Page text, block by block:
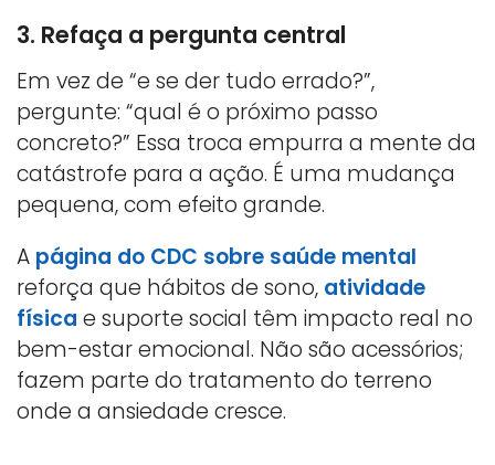
3. Refaça a pergunta central
Em vez de “e se der tudo errado?”,
pergunte: “qual é o próximo passo
concreto?” Essa troca empurra a mente da
catástrofe para a ação. É uma mudança
pequena, com efeito grande.
A página do CDC sobre saúde mental
reforça que hábitos de sono, atividade
física e suporte social têm impacto real no
bem-estar emocional. Não são acessórios;
fazem parte do tratamento do terreno
onde a ansiedade cresce.